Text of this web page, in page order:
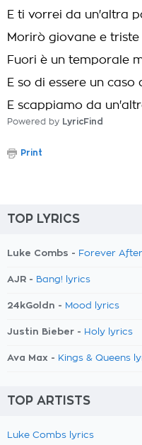
E ti vorrei da un'altra
Morirò giovane e
Fuori è un temporale
E so di essere un
E scappiamo da
Powered by LyricFind
Print
TOP LYRICS
Luke Combs - Forever
AJR - Bang! lyrics
24kGoldn - Mood lyrics
Justin Bieber - Holy lyrics
Ava Max - Kings & Queens
TOP ARTISTS
Luke Combs lyrics